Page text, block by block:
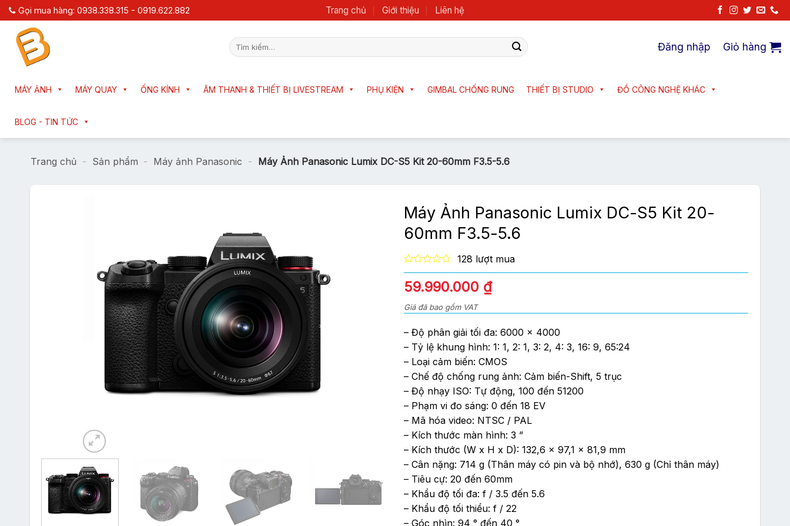
Chuyển
đến
dung
Gọi mua hàng: 0938.338.315 - 0919.622.882 Trang chủ Giới thiệu Liên hệ
Tìm
kiếm:
Đăng nhập Giỏ hàng
MÁY ẢNH MÁY QUAY ỐNG KÍNH ÂM THANH & THIẾT BỊ LIVESTREAM PHỤ KIỆN GIMBAL CHỐNG RUNG THIẾT BỊ STUDIO ĐỒ CÔNG NGHỆ KHÁC
BLOG - TIN TỨC
Trang chủ - Sản phẩm - Máy ảnh Panasonic - Máy Ảnh Panasonic Lumix DC-S5 Kit 20-60mm F3.5-5.6
Máy Ảnh Panasonic Lumix DC-S5 Kit 20-
60mm F3.5-5.6
0
out
of
128 lượt mua
59.990.000 ₫
Giá đã bao gồm VAT
– Độ phân giải tối đa: 6000 x 4000
– Tỷ lệ khung hình: 1: 1, 2: 1, 3: 2, 4: 3, 16: 9, 65:24
– Loại cảm biến: CMOS
– Chế độ chống rung ảnh: Cảm biến-Shift, 5 trục
– Độ nhạy ISO: Tự động, 100 đến 51200
– Phạm vi đo sáng: 0 đến 18 EV
– Mã hóa video: NTSC / PAL
– Kích thước màn hình: 3 ”
– Kích thước (W x H x D): 132,6 x 97,1 x 81,9 mm
– Cân nặng: 714 g (Thân máy có pin và bộ nhớ), 630 g (Chỉ thân máy)
– Tiêu cự: 20 đến 60mm
– Khẩu độ tối đa: f / 3.5 đến 5.6
– Khẩu độ tối thiểu: f / 22
– Góc nhìn: 94 ° đến 40 °